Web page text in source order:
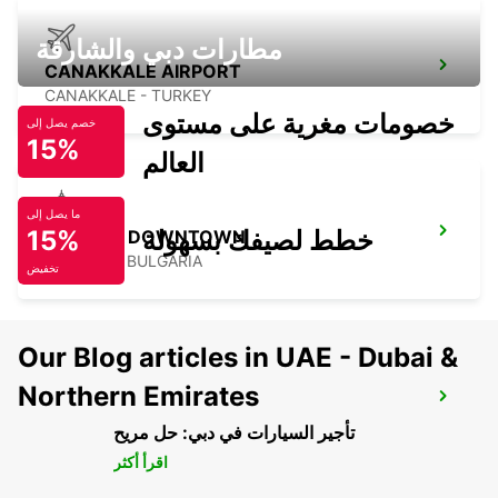
CANAKKALE AIRPORT
CANAKKALE - TURKEY
PLOVDIV DOWNTOWN
PLOVDIV - BULGARIA
SKIATHOS AIRPORT MEET AND GREET
SKIATHOS - GREECE
مطارات دبي والشارقة
خصم يصل إلى
15%
خصومات مغرية على مستوى
العالم
ما يصل إلى
15%
تخفيض
خطط لصيفك بسهولة
Our Blog articles in UAE - Dubai &
Northern Emirates
تأجير السيارات في دبي: حل مريح
اقرأ أكثر